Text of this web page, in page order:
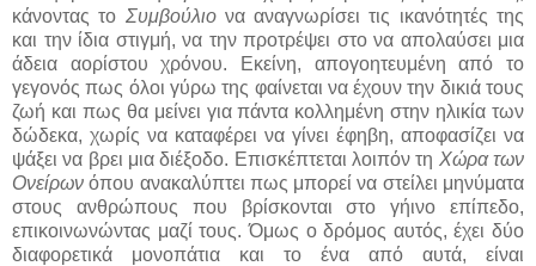
κάνοντας το Συμβούλιονα αναγνωρίσει τις ικανότητές της
και την ίδια στιγμή, να την προτρέψει στο να απολαύσει μια
άδεια αορίστου χρόνου. Εκείνη, απογοητευμένη από το
γεγονός πως όλοι γύρω της φαίνεται να έχουν την δικιά τους
ζωή και πως θα μείνει για πάντα κολλημένη στην ηλικία των
δώδεκα, χωρίς να καταφέρει να γίνει έφηβη, αποφασίζει να
ψάξει να βρει μια διέξοδο. Επισκέπτεται λοιπόν τη Χώρα των
Ονείρωνόπου ανακαλύπτει πως μπορεί να στείλει μηνύματα
στους ανθρώπους που βρίσκονται στο γήινο επίπεδο,
επικοινωνώντας μαζί τους. Όμως ο δρόμος αυτός, έχει δύο
διαφορετικά μονοπάτια και το ένα από αυτά, είναι